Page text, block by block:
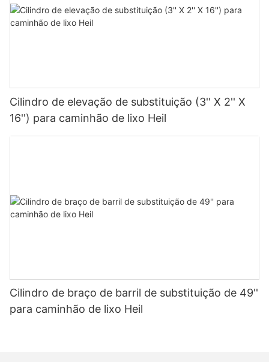
Cilindro de elevação de substituição (3'' X 2'' X
16'') para caminhão de lixo Heil
Cilindro de braço de barril de substituição de 49''
para caminhão de lixo Heil